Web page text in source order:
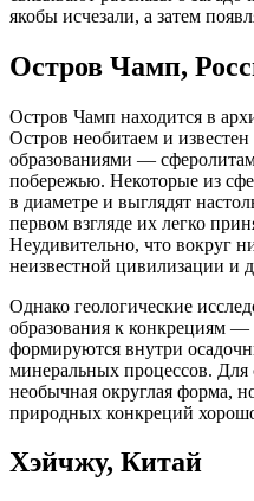
якобы исчезали, а затем
Остров Чамп,
Остров Чамп находится в
Остров необитаем и
образованиями —
побережью. Некоторые из
в диаметре и выглядят
первом взгляде их легко
Неудивительно, что вокруг
неизвестной цивилизации и
Однако геологические
образования к конкрециям —
формируются внутри
минеральных процессов. Для
необычная округлая форма,
природных конкреций
Хэйчжу, Китай